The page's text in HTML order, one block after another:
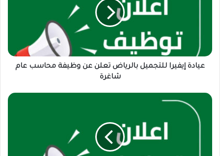
عام
شاغرة
عيادة إيفيرا للتجميل بالرياض تعلن عن وظيفة محاسب عام
شاغرة
شركة
يونيماك
تعلن